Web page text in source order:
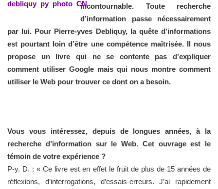
incontournable. Toute recherche
d’information passe nécessairement
par lui. Pour Pierre-yves Debliquy, la quête d’informations
est pourtant loin d’être une compétence maîtrisée. Il nous
propose un livre qui ne se contente pas d’expliquer
comment utiliser Google mais qui nous montre comment
utiliser le Web pour trouver ce dont on a besoin.
Vous vous intéressez, depuis de longues années, à la
recherche d’information sur le Web. Cet ouvrage est le
témoin de votre expérience ?
P-y. D. : « Ce livre est en effet le fruit de plus de 15 années de
réflexions, d’interrogations, d’essais-erreurs. J’ai rapidement